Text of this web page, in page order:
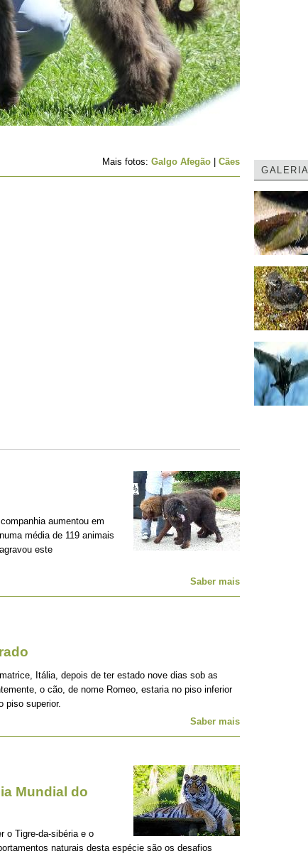
Mais fotos: Galgo Afegão Cães
aumentou em
média de 119 animais
este
Saber mais
Itália, depois de ter estado nove dias sob as
o cão, de nome Romeo, estaria no piso inferior
piso superior.
Saber mais
Mundial do
o Tigre-da-sibéria e o
naturais desta espécie são os desafios